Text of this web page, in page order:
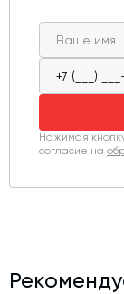
Нажимая
согласие на